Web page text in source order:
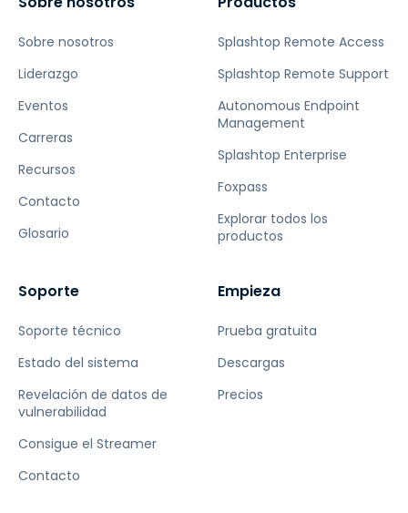
Sobre nosotros
Liderazgo
Eventos
Carreras
Recursos
Contacto
Glosario
Splashtop Remote Access
Splashtop Remote Support
Autonomous Endpoint
Management
Splashtop Enterprise
Foxpass
Explorar todos los
productos
Soporte
Soporte técnico
Estado del sistema
Revelación de datos de
vulnerabilidad
Consigue el Streamer
Contacto
Empieza
Prueba gratuita
Descargas
Precios